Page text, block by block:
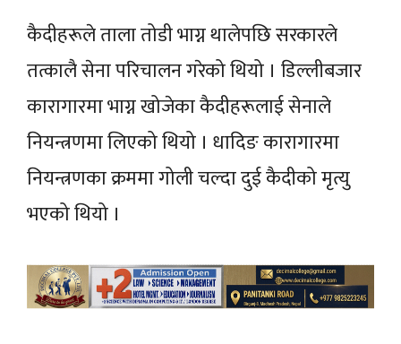
कैदीहरूले ताला तोडी भाग्न थालेपछि सरकारले
तत्कालै सेना परिचालन गरेको थियो । डिल्लीबजार
कारागारमा भाग्न खोजेका कैदीहरूलाई सेनाले
नियन्त्रणमा लिएको थियो । धादिङ कारागारमा
नियन्त्रणका क्रममा गोली चल्दा दुई कैदीको मृत्यु
भएको थियो ।